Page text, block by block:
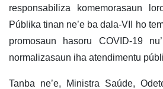
responsabiliza komemorasaun
Públika tinan ne’e ba dala-VII ho
promosaun hasoru COVID-19
normalizasaun iha atendimentu
Tanba ne’e, Ministra Saúde,